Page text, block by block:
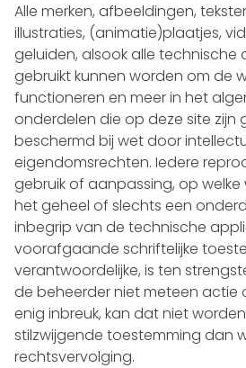
Alle merken, afbeeldingen,
illustraties, (animatie)plaatjes,
geluiden, alsook alle technische
gebruikt kunnen worden om de
functioneren en meer in het
onderdelen die op deze site zijn
beschermd bij wet door
eigendomsrechten. Iedere
gebruik of aanpassing, op welke
het geheel of slechts een
inbegrip van de technische
voorafgaande schriftelijke
verantwoordelijke, is ten
de beheerder niet meteen actie
enig inbreuk, kan dat niet
stilzwijgende toestemming dan
rechtsvervolging.